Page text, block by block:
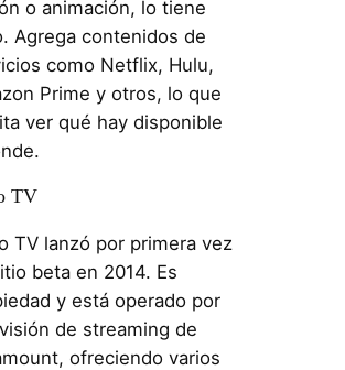
o animación, lo tiene
Agrega contenidos de
como Netflix, Hulu,
Prime y otros, lo que
ver qué hay disponible
TV
TV lanzó por primera vez
beta en 2014. Es
y está operado por
de streaming de
ofreciendo varios